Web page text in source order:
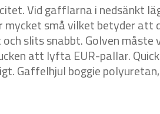
Vid gafflarna i nedsänkt
mycket små vilket betyder att
slits snabbt. Golven måste
att lyfta EUR-pallar.
Gaffelhjul boggie